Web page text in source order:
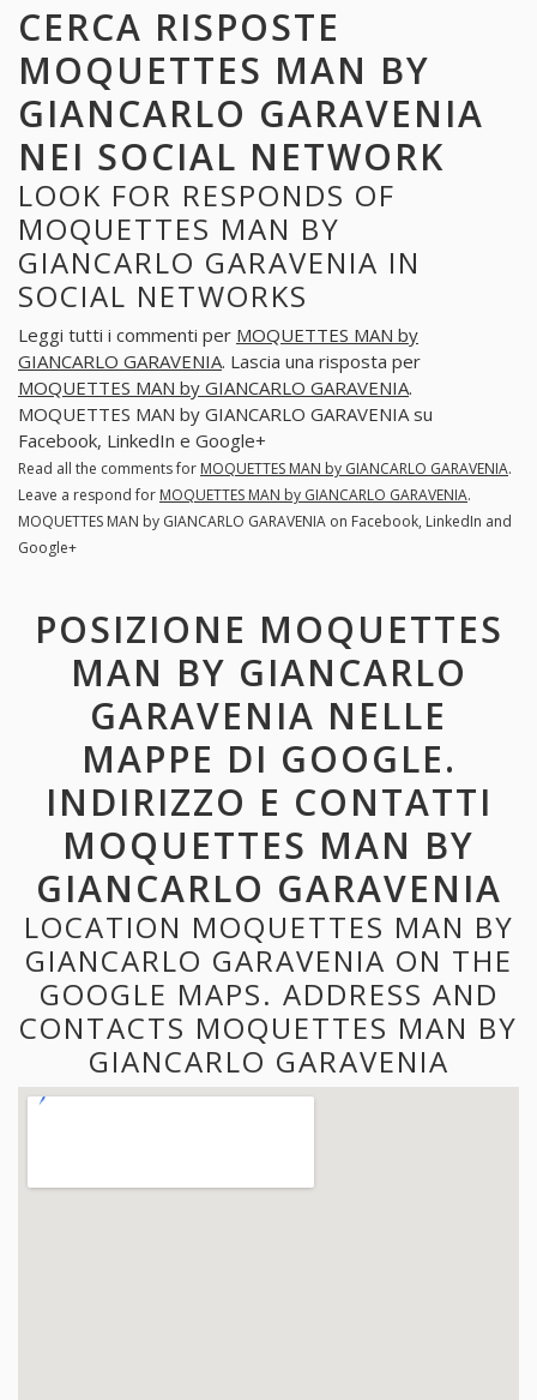
CERCA RISPOSTE
MOQUETTES MAN BY
GIANCARLO GARAVENIA
NEI SOCIAL NETWORK
LOOK FOR RESPONDS OF
MOQUETTES MAN BY
GIANCARLO GARAVENIA IN
SOCIAL NETWORKS
Leggi tutti i commenti per MOQUETTES MAN by
GIANCARLO GARAVENIA. Lascia una risposta per
MOQUETTES MAN by GIANCARLO GARAVENIA.
MOQUETTES MAN by GIANCARLO GARAVENIA su
Facebook, LinkedIn e Google+
Read all the comments for MOQUETTES MAN by GIANCARLO GARAVENIA.
Leave a respond for MOQUETTES MAN by GIANCARLO GARAVENIA.
MOQUETTES MAN by GIANCARLO GARAVENIA on Facebook, LinkedIn and
Google+
POSIZIONE MOQUETTES
MAN BY GIANCARLO
GARAVENIA NELLE
MAPPE DI GOOGLE.
INDIRIZZO E CONTATTI
MOQUETTES MAN BY
GIANCARLO GARAVENIA
LOCATION MOQUETTES MAN BY
GIANCARLO GARAVENIA ON THE
GOOGLE MAPS. ADDRESS AND
CONTACTS MOQUETTES MAN BY
GIANCARLO GARAVENIA